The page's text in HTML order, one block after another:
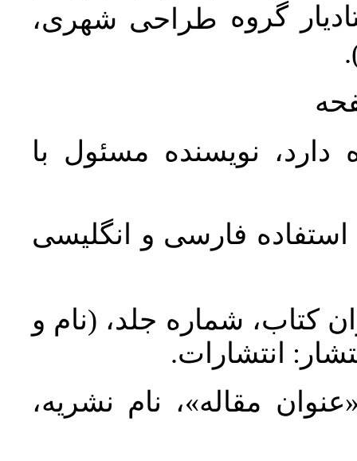
گروه طراحی شهری،
نویسنده مسئول با
استفاده فارسی و انگلیسی
کتاب، شماره جلد، (نام و
انتشارات.
مقاله»، نام نشریه،